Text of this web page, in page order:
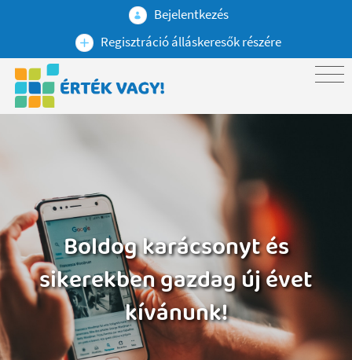
Bejelentkezés
Regisztráció álláskeresők részére
Boldog karácsonyt és
sikerekben gazdag új évet
kívánunk!